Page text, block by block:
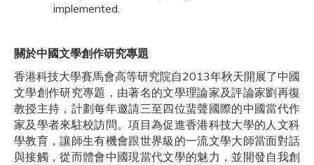
implemented.
關於中國文學創作研究專題
香港科技大學賽馬會高等研究院自2013年秋天開展了中國
文學創作研究專題，由著名的文學理論家及評論家劉再復
教授主持，計劃每年邀請三至四位蜚聲國際的中國當代作
家及學者來駐校訪問。項目為促進香港科技大學的人文科
學教育，讓師生有機會跟世界級的一流文學大師當面對話
與接觸，從而體會中國現當代文學的魅力，並開發自我創